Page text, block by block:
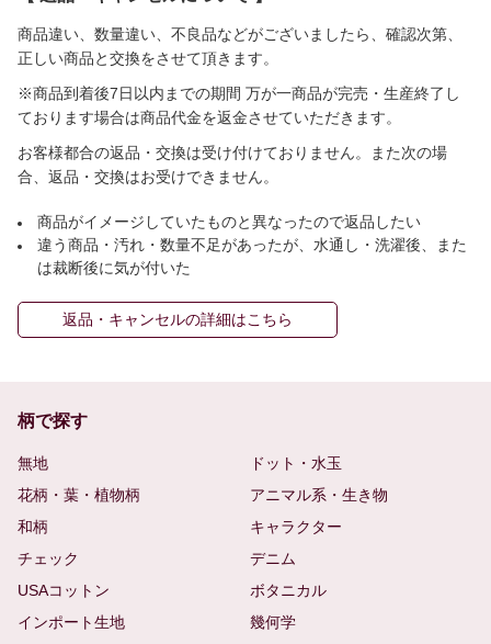
商品違い、数量違い、不良品などがございましたら、確認次第、
正しい商品と交換をさせて頂きます。
※商品到着後7日以内までの期間 万が一商品が完売・生産終了し
ております場合は商品代金を返金させていただきます。
お客様都合の返品・交換は受け付けておりません。また次の場
合、返品・交換はお受けできません。
商品がイメージしていたものと異なったので返品したい
違う商品・汚れ・数量不足があったが、水通し・洗濯後、また
は裁断後に気が付いた
返品・キャンセルの詳細はこちら
柄で探す
無地
ドット・水玉
花柄・葉・植物柄
アニマル系・生き物
和柄
キャラクター
チェック
デニム
USAコットン
ボタニカル
インポート生地
幾何学